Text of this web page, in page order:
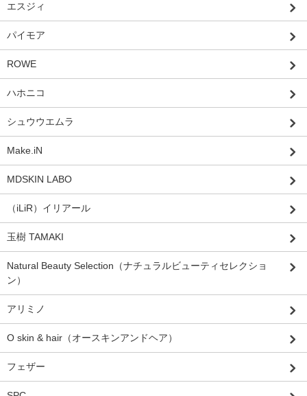
エスジィ
パイモア
ROWE
ハホニコ
シュウウエムラ
Make.iN
MDSKIN LABO
（iLiR）イリアール
玉樹 TAMAKI
Natural Beauty Selection（ナチュラルビューティセレクショ
ン）
アリミノ
O skin & hair（オースキンアンドヘア）
フェザー